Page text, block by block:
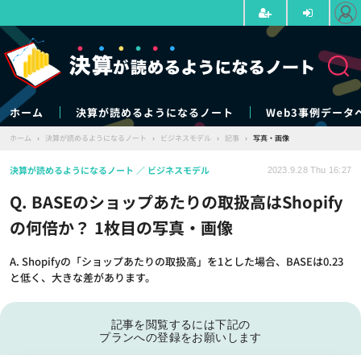
ホーム 決算が読めるようになるノート Web3事例データ
ホーム › 決算が読めるようになるノート › ビジネスモデル › 記事 › 写真・画像
Q. BASEのショップあたりの取扱高はShopify
の何倍か？ 1枚目の写真・画像
A. Shopifyの「ショップあたりの取扱高」を1とした場合、BASEは0.23
と低く、大きな差があります。
決算が読めるようになるノート ビジネスモデル 2023.9.28 Thu 16:27
記事を閲覧するには下記の
プランへの登録をお願いします